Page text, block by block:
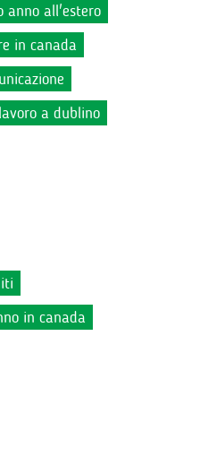
anno all'estero
in canada
a dublino
in canada